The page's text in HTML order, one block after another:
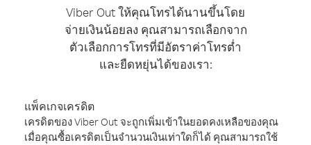
Viber Out ให้คุณโทรได้นานขึ้นโดย
จ่ายเงินน้อยลง คุณสามารถเลือกจาก
ตัวเลือกการโทรที่มีอัตราค่าโทรต่ำ
และยืดหยุ่นได้ของเรา:
แพ็คเกจเครดิต
เครดิตของ Viber Out จะถูกเพิ่มเข้าในยอดคงเหลือของคุณ
เมื่อคุณซื้อเครดิตเป็นจำนวนเงินเท่าใดก็ได้ คุณสามารถใช้